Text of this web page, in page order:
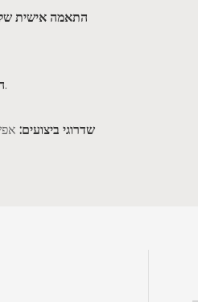
התאמה אישית של
ניתן להתאים את הפאנלים למידות ופריסה ייחודיים.
שדרוגי ביצועים: